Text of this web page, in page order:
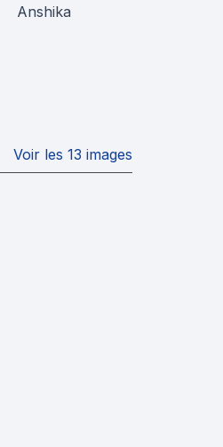
Anshika
Voir les 13 images